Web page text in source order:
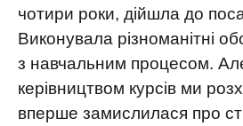
чотири роки, дійшла до
Виконувала різноманітні
з навчальним процесом.
керівництвом курсів ми
вперше замислилася про